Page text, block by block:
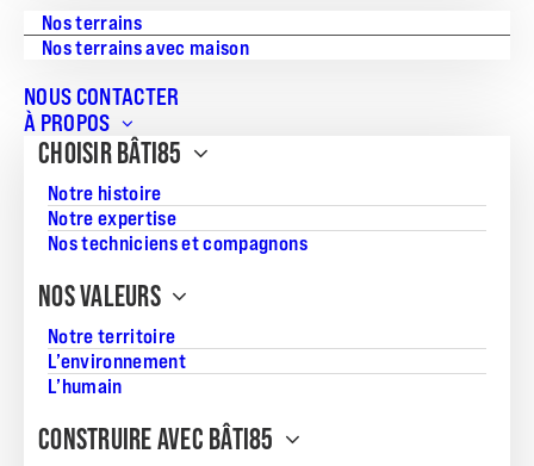
Nos terrains
Nos terrains avec maison
NOUS CONTACTER
À PROPOS
CHOISIR BÂTI85
Notre histoire
Notre expertise
Nos techniciens et compagnons
NOS VALEURS
Notre territoire
L’environnement
L’humain
CONSTRUIRE AVEC BÂTI85
175 439
Référence:
JS_20260708_233
Surface du terrain:
374
Superficie de la maison: